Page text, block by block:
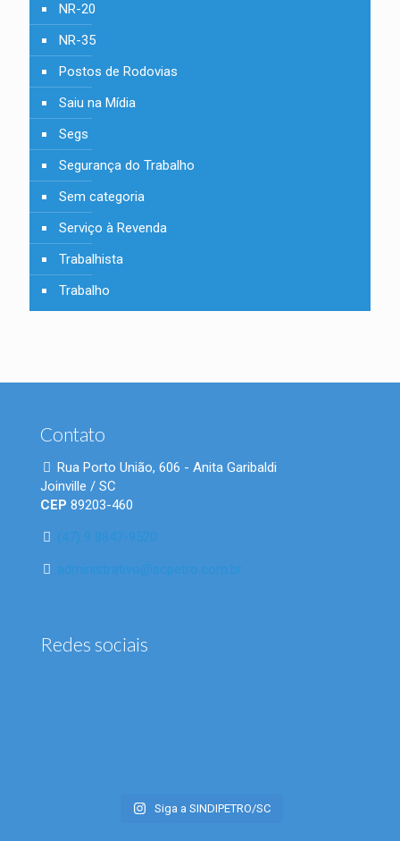
NR-20
NR-35
Postos de Rodovias
Saiu na Mídia
Segs
Segurança do Trabalho
Sem categoria
Serviço à Revenda
Trabalhista
Trabalho
Contato
Rua Porto União, 606 - Anita Garibaldi
Joinville / SC
CEP 89203-460
(47) 9 8847-9520
administrativo@scpetro.com.br
Redes sociais
Siga a SINDIPETRO/SC